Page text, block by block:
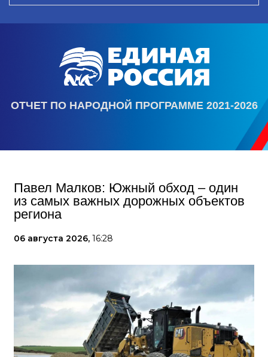
ОТЧЕТ ПО НАРОДНОЙ ПРОГРАММЕ 2021-2026
Павел Малков: Южный обход – один
из самых важных дорожных объектов
региона
06 августа 2026, 16:28